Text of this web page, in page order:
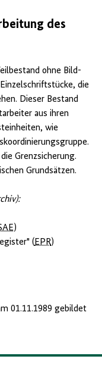
des
ohne Bild-
die
Dieser Bestand
aus ihren
wie
Grenzsicherung.
Grundsätzen.
)
( EPR)
01.11.1989 gebildet